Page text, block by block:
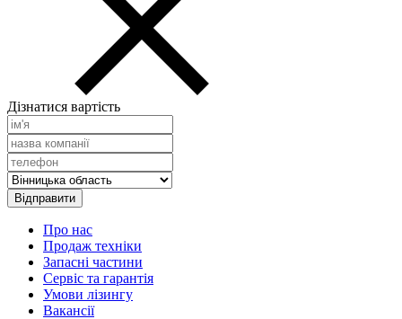
Дізнатися вартість
Про нас
Продаж техніки
Запасні частини
Сервіс та гарантія
Умови лізингу
Вакансії